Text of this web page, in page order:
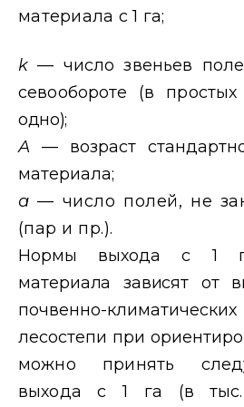
материала с 1 га;
k — число звеньев
севообороте (в
одно);
А — возраст
материала;
а— число полей, не
(пар и пр.).
Нормы выхода с 1
материала зависят от
почвенно-
лесостепи при ориенти
можно принять
выхода с 1 га (в